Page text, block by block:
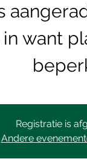
want
Registratie is
Andere